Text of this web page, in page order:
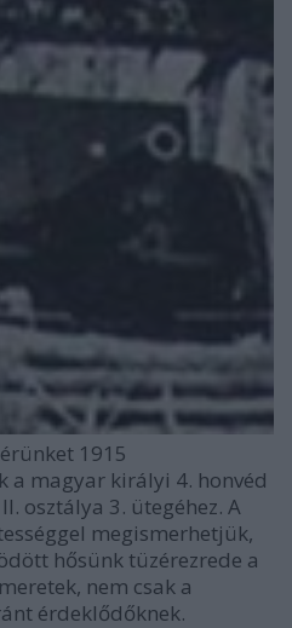
1915
a magyar királyi 4. honvéd
osztálya 3. ütegéhez. A
megismerhetjük,
hősünk tüzérezrede a
nem csak a
érdeklődőknek.